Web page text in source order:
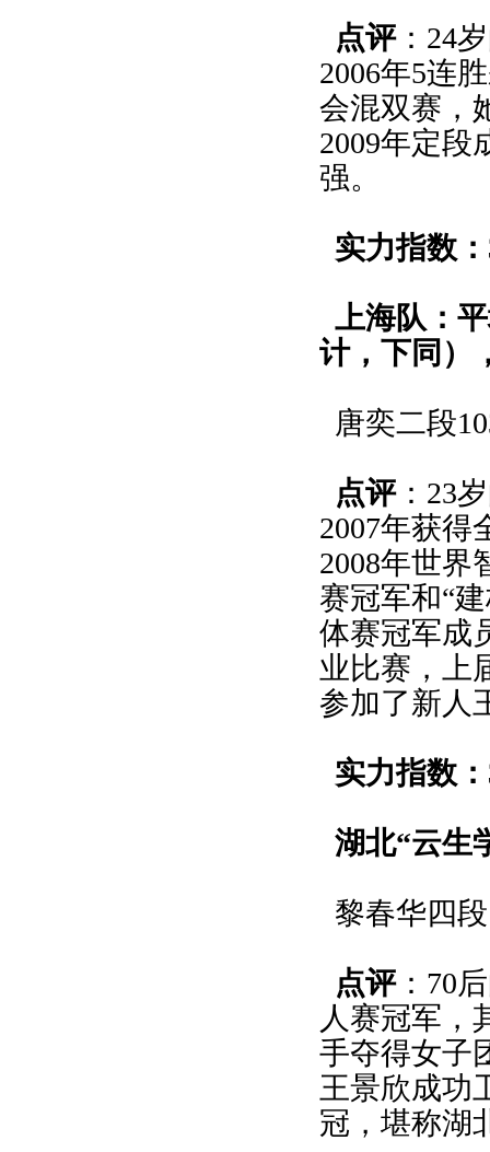
点评：24
2006年5连
会混双赛，
2009年定段
强。
实力指数
上海队：
计，下同）
唐奕二段
点评：23
2007年获得
2008年世界
赛冠军和“
体赛冠军成
业比赛，上
参加了新人
实力指数
湖北“云生
黎春华四
点评：70
人赛冠军，
手夺得女子
王景欣成功
冠，堪称湖